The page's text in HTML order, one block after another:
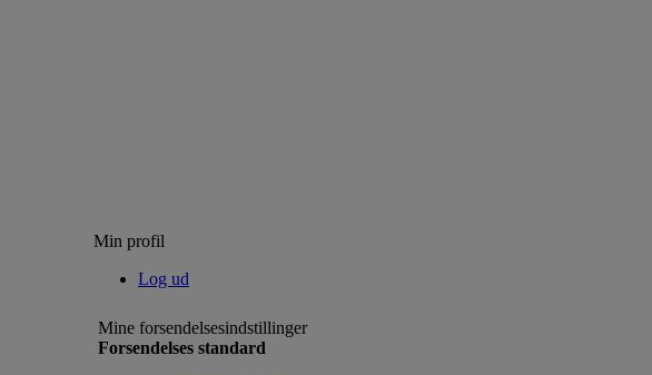
Min profil
Log ud
Mine forsendelsesindstillinger
Forsendelses standard